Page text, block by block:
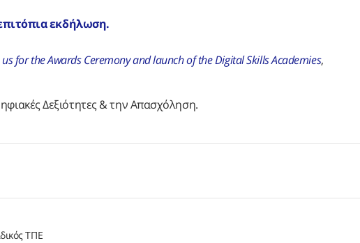
εκδήλωση.
us for the Awards Ceremony and launch of the Digital Skills Academies,
Δεξιότητες & την Απασχόληση.
ΤΠΕ